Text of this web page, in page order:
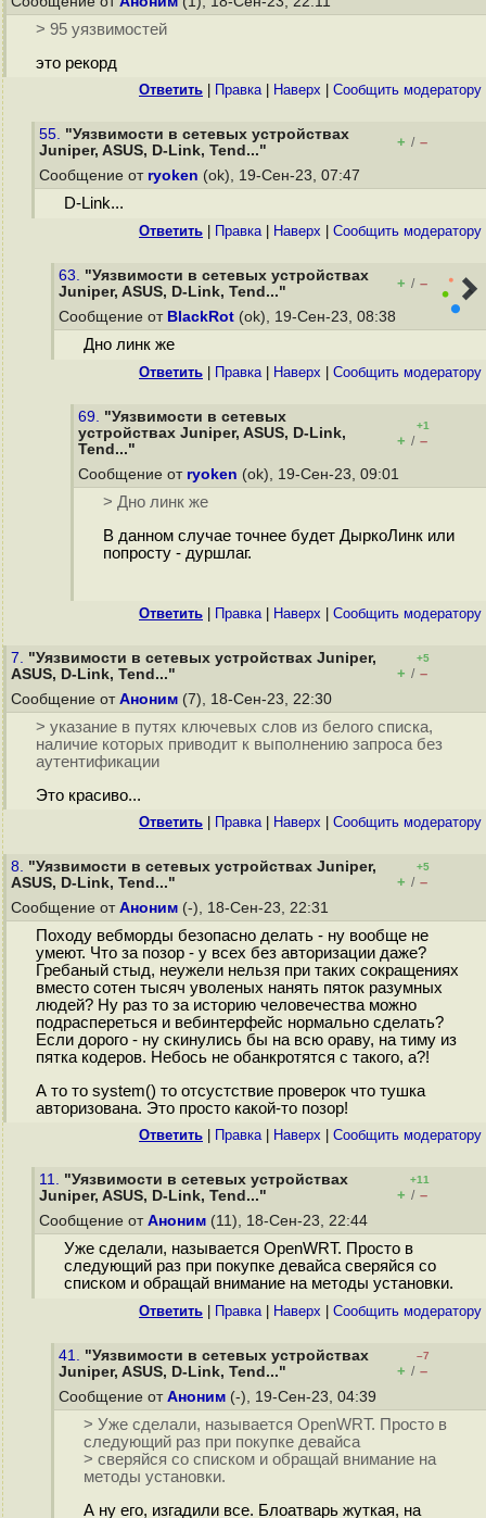
> 95 уязвимостей
это рекорд
Ответить Правка| Наверх Cообщить модератору
55. "Уязвимости в сетевых устройствах
Juniper, ASUS, D-Link, Tend..."
+ / –
Сообщение от ryoken (ok), 19-Сен-23, 07:47
D-Link...
Ответить Правка| Наверх Cообщить модератору
63. "Уязвимости в сетевых устройствах
Juniper, ASUS, D-Link, Tend..."
+ / –
Сообщение от BlackRot (ok), 19-Сен-23, 08:38
Дно линк же
Ответить Правка| Наверх Cообщить модератору
69. "Уязвимости в сетевых
устройствах Juniper, ASUS, D-Link,
Tend..."
+1
+ / –
Сообщение от ryoken (ok), 19-Сен-23, 09:01
> Дно линк же
В данном случае точнее будет ДыркоЛинк или
попросту - дуршлаг.
Ответить Правка| Наверх Cообщить модератору
7. "Уязвимости в сетевых устройствах Juniper,
ASUS, D-Link, Tend..."
+5
+ / –
Сообщение от Аноним (7), 18-Сен-23, 22:30
> указание в путях ключевых слов из белого списка,
наличие которых приводит к выполнению запроса без
аутентификации
Это красиво...
Ответить Правка| Наверх Cообщить модератору
8. "Уязвимости в сетевых устройствах Juniper,
ASUS, D-Link, Tend..."
+5
+ / –
Сообщение от Аноним (-), 18-Сен-23, 22:31
Походу вебморды безопасно делать - ну вообще не
умеют. Что за позор - у всех без авторизации даже?
Гребаный стыд, неужели нельзя при таких сокращениях
вместо сотен тысяч уволеных нанять пяток разумных
людей? Ну раз то за историю человечества можно
подраспереться и вебинтерфейс нормально сделать?
Если дорого - ну скинулись бы на всю ораву, на тиму из
пятка кодеров. Небось не обанкротятся с такого, а?!
А то то system() то отсустствие проверок что тушка
авторизована. Это просто какой-то позор!
Ответить Правка| Наверх Cообщить модератору
11. "Уязвимости в сетевых устройствах
Juniper, ASUS, D-Link, Tend..."
+11
+ / –
Сообщение от Аноним (11), 18-Сен-23, 22:44
Уже сделали, называется OpenWRT. Просто в
следующий раз при покупке девайса сверяйся со
списком и обращай внимание на методы установки.
Ответить Правка| Наверх Cообщить модератору
41. "Уязвимости в сетевых устройствах
Juniper, ASUS, D-Link, Tend..."
–7
+ / –
Сообщение от Аноним (-), 19-Сен-23, 04:39
> Уже сделали, называется OpenWRT. Просто в
следующий раз при покупке девайса
> сверяйся со списком и обращай внимание на
методы установки.
А ну его, изгадили все. Блоатварь жуткая, на